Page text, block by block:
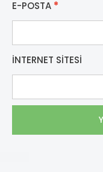
E-POSTA *
İNTERNET SITESI